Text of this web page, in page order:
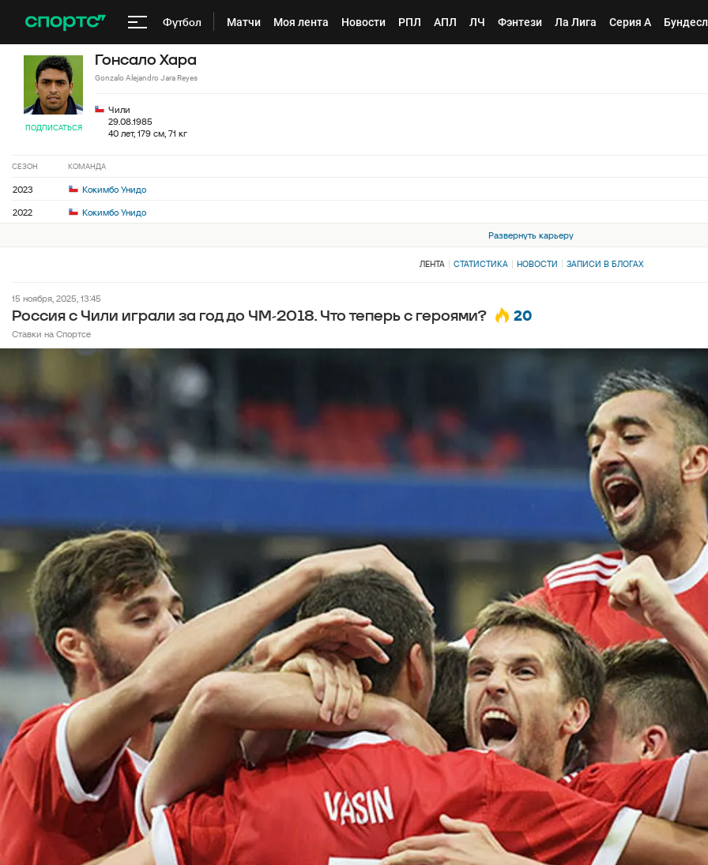
Футбол Матчи Моя лента Новости РПЛ АПЛ ЛЧ Фэнтези Ла Лига Серия А
ПОДПИСАТЬСЯ
Гонсало Хара
Gonzalo Alejandro Jara Reyes
Чили
29.08.1985
40 лет, 179 см, 71 кг
СЕЗОН КОМАНДА
2023
Кокимбо Унидо
2022
Кокимбо Унидо
Развернуть карьеру
ЛЕНТА СТАТИСТИКА НОВОСТИ ЗАПИСИ В БЛОГАХ
15 ноября, 2025, 13:45
Россия с Чили играли за год до ЧМ-2018. Что теперь с героями? 20
Ставки на Спортсе